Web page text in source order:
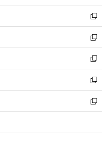
開
く
ウ
で
開
く
ン
ド
ウ
で
開
く
ウ
ィ
ン
ド
ウ
で
開
く
新
し
い
ウ
ィ
ン
ド
ウ
で
開
新
し
い
ウ
ィ
ン
ド
ウ
開
新
し
い
ウ
ィ
ン
ウ
新
し
い
ウ
ン
新
し
ウ